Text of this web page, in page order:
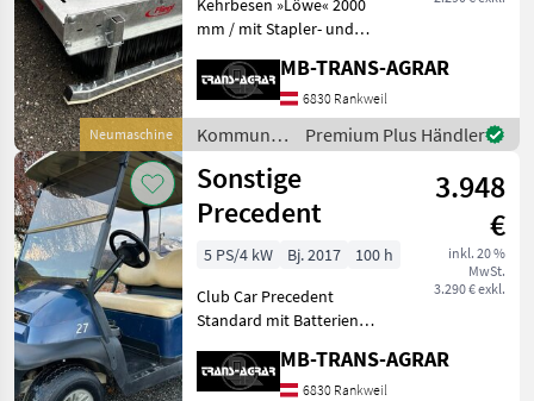
Neumaschine
mm / mit Stapler- und
verzinkt » Einfach sauber« –
kehren und schieben in
einem Arbeitsablauf! Der
Kehrbesen zeichnet sic
MB-TRANS-AGRAR
6830 Rankweil
Kommunalgeräte
/ Fliegl
Premium Plus Händler
Sonstige
Precedent
3.948
€
inkl. 20 %
MwSt.
3.290 € exkl.
5 PS/4 kW Bj. 2017
100 h
Club Car Precedent
Standard mit Batterien
Golfwagen, ATV Zubehör
auf Wunsch
MB-TRANS-AGRAR
6830 Rankweil